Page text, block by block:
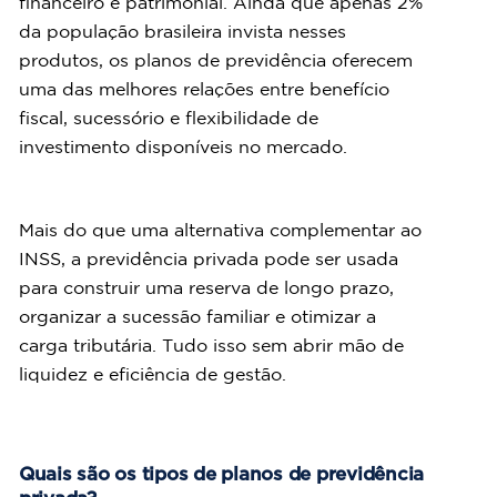
da população brasileira invista nesses
produtos, os planos de previdência oferecem
uma das melhores relações entre benefício
fiscal, sucessório e flexibilidade de
investimento disponíveis no mercado.
Mais do que uma alternativa complementar ao
INSS, a previdência privada pode ser usada
para construir uma reserva de longo prazo,
organizar a sucessão familiar e otimizar a
carga tributária. Tudo isso sem abrir mão de
liquidez e eficiência de gestão.
Quais são os tipos de planos de previdência